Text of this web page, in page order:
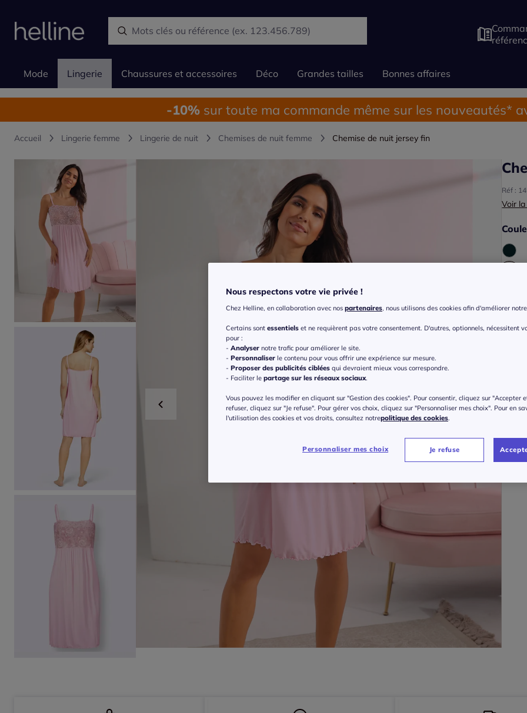
Mode Lingerie Chaussures et accessoires Déco Grandes tailles Bonnes affaires
-10% sur toute ma commande même sur les nouveautés*
Accueil Lingerie femme Lingerie de nuit Chemises de nuit femme Chemise de nuit jersey fin
Réf :
Voir
Nous respectons votre vie privée !
Chez Helline, en collaboration avec nos partenaires, nous utilisons des cookies afin d'améliorer
Certains sont essentiels et ne requièrent pas votre consentement. D'autres, optionnels, nécessitent
pour :
- Analyser notre trafic pour améliorer le site.
- Personnaliser le contenu pour vous offrir une expérience sur mesure.
- Proposer des publicités ciblées qui devraient mieux vous correspondre.
- Faciliter le partage sur les réseaux sociaux.
Vous pouvez les modifier en cliquant sur "Gestion des cookies". Pour consentir, cliquez sur "Accepter
refuser, cliquez sur "Je refuse". Pour gérer vos choix, cliquez sur "Personnaliser mes choix". Pour en
l'utilisation des cookies et vos droits, consultez notrepolitique des cookies.
Personnaliser mes choix Je refuse